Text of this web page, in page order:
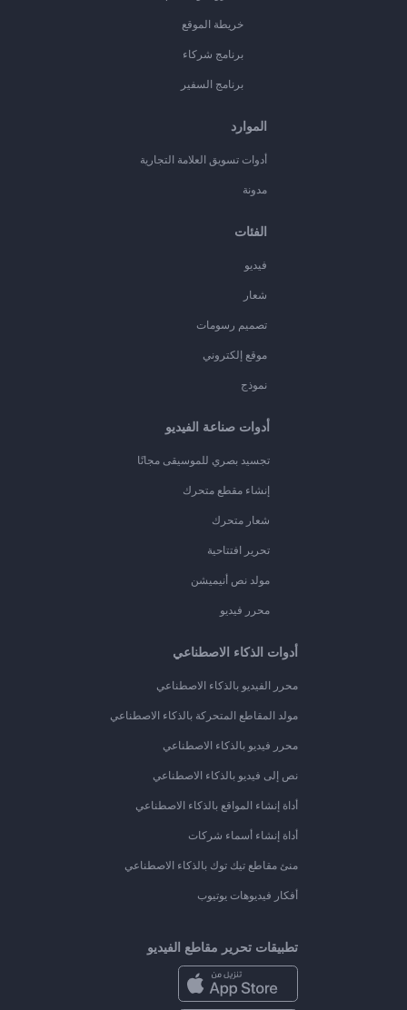
خريطة الموقع
برنامج شركاء
برنامج السفير
الموارد
أدوات تسويق العلامة التجارية
مدونة
الفئات
فيديو
شعار
تصميم رسومات
موقع إلكتروني
نموذج
أدوات صناعة الفيديو
تجسيد بصري للموسيقى مجانًا
إنشاء مقطع متحرك
شعار متحرك
تحرير افتتاحية
مولد نص أنيميشن
محرر فيديو
أدوات الذكاء الاصطناعي
محرر الفيديو بالذكاء الاصطناعي
مولد المقاطع المتحركة بالذكاء الاصطناعي
محرر فيديو بالذكاء الاصطناعي
نص إلى فيديو بالذكاء الاصطناعي
أداة إنشاء المواقع بالذكاء الاصطناعي
أداة إنشاء أسماء شركات
منئ مقاطع تيك توك بالذكاء الاصطناعي
أفكار فيديوهات يوتيوب
تطبيقات تحرير مقاطع الفيديو